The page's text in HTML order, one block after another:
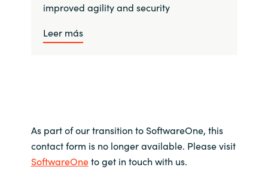
improved agility and security
Leer más
As part of our transition to SoftwareOne, this
contact form is no longer available. Please visit
SoftwareOneto get in touch with us.